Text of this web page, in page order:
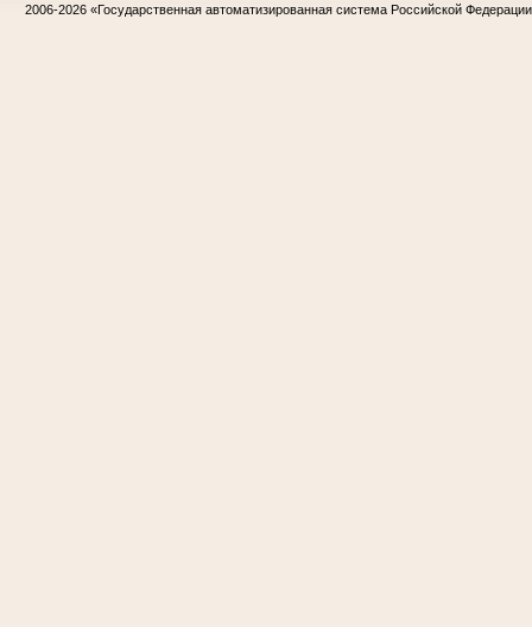
2006-2026 «Государственная автоматизированная система Российской